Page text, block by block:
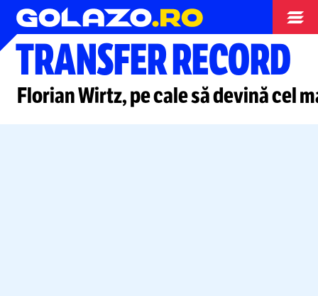
Campionate
TRANSFER RECORD
Florian Wirtz, pe cale să devină cel